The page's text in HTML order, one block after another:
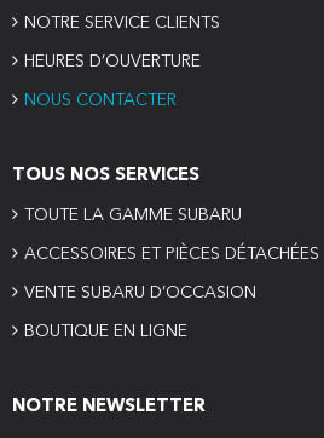
NOTRE SERVICE CLIENTS
HEURES D’OUVERTURE
NOUS CONTACTER
TOUS NOS SERVICES
TOUTE LA GAMME SUBARU
ACCESSOIRES ET PIÈCES DÉTACHÉES
VENTE SUBARU D’OCCASION
BOUTIQUE EN LIGNE
NOTRE NEWSLETTER